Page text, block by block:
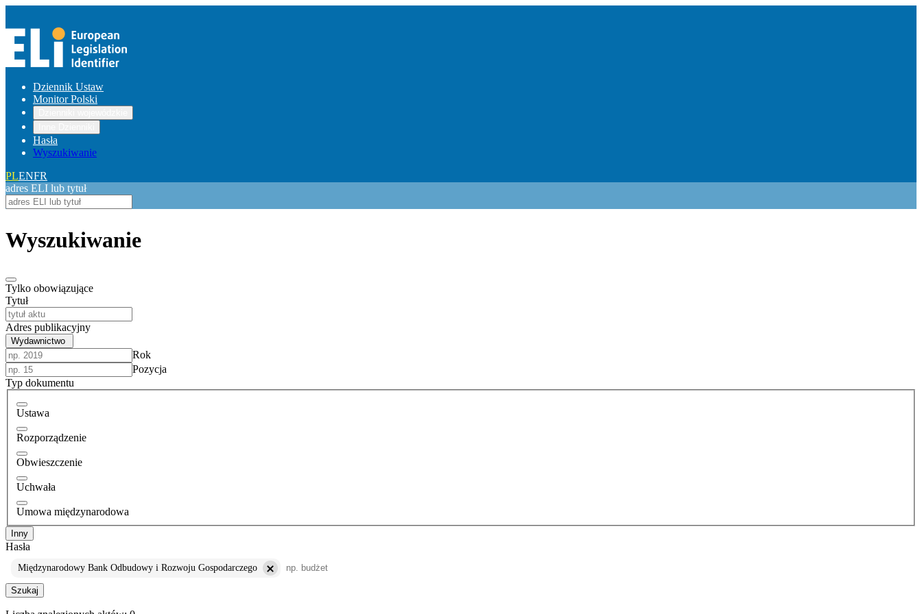
Dziennik Ustaw
Monitor Polski
Hasła
Wyszukiwanie
PLENFR
adres ELI lub tytuł
Wyszukiwanie
Tylko obowiązujące
Tytuł
Adres publikacyjny
Wydawnictwo
Rok
Pozycja
Typ dokumentu
Ustawa
Rozporządzenie
Obwieszczenie
Uchwała
Umowa międzynarodowa
Inny
Hasła
Międzynarodowy Bank Odbudowy i Rozwoju Gospodarczego
Szukaj